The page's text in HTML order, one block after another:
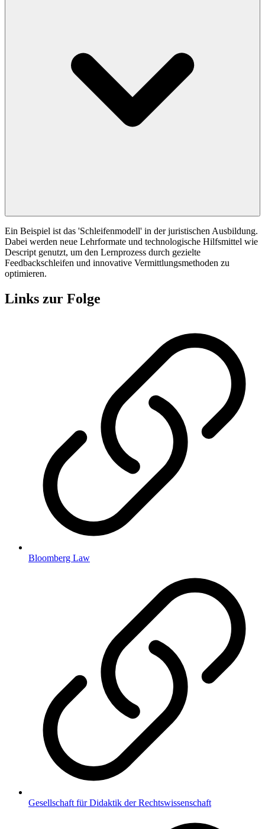
Ein Beispiel ist das 'Schleifenmodell' in der juristischen Ausbildung.
Dabei werden neue Lehrformate und technologische Hilfsmittel wie
Descript genutzt, um den Lernprozess durch gezielte
Feedbackschleifen und innovative Vermittlungsmethoden zu
optimieren.
Links zur Folge
Bloomberg Law
Gesellschaft für Didaktik der Rechtswissenschaft